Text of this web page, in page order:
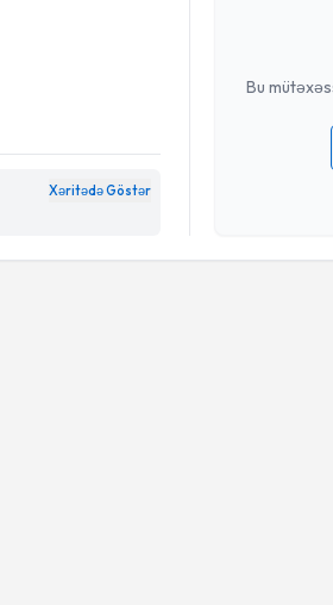
Xəritədə Göstər
Bu
Şəxsi